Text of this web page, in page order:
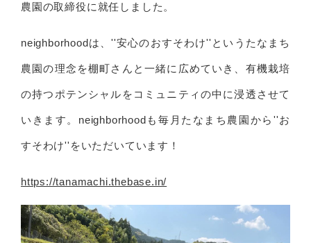
農園の取締役に就任しました。
neighborhoodは、''安心のおすそわけ''というたなまち
農園の理念を棚町さんと一緒に広めていき、有機栽培
の持つポテンシャルをコミュニティの中に浸透させて
いきます。neighborhoodも毎月たなまち農園から''お
すそわけ''をいただいています！
https://tanamachi.thebase.in/